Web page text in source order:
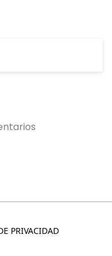
PRIVACIDAD